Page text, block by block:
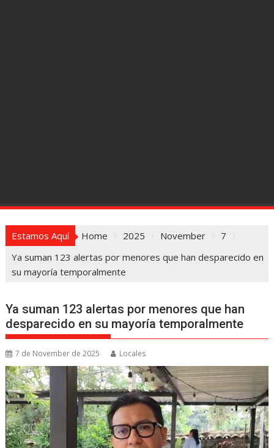
Estamos Aquí Home 2025 November
7
Ya suman 123 alertas por menores que han desparecido en
su mayoría temporalmente
Ya suman 123 alertas por menores que han
desparecido en su mayoría temporalmente
7 de November de 2025 Locales